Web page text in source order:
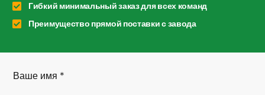
Гибкий минимальный заказ для всех команд
Преимущество прямой поставки с завода
Ваше имя *